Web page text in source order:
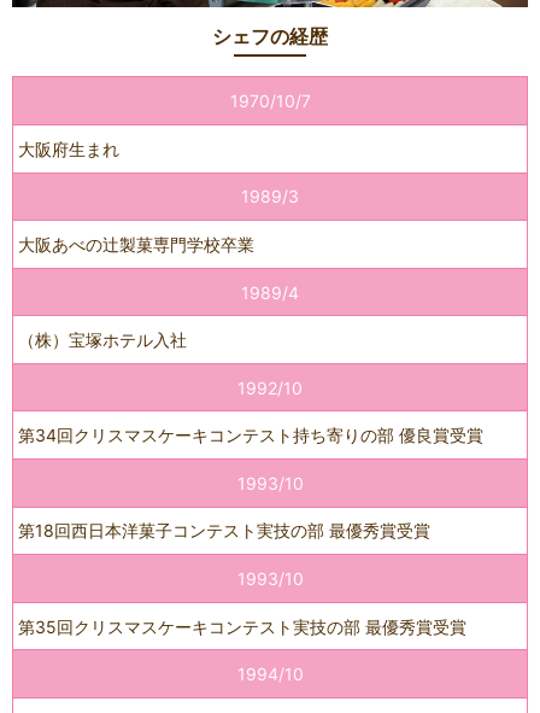
シェフの経歴
1970/10/7
大阪府生まれ
1989/3
大阪あべの辻製菓専門学校卒業
1989/4
（株）宝塚ホテル入社
1992/10
第34回クリスマスケーキコンテスト持ち寄りの部 優良賞受賞
1993/10
第18回西日本洋菓子コンテスト実技の部 最優秀賞受賞
1993/10
第35回クリスマスケーキコンテスト実技の部 最優秀賞受賞
1994/10